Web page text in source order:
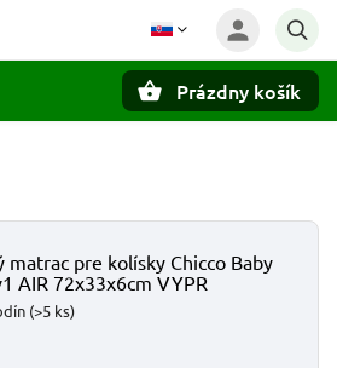
Prázdny košík
matrac pre kolísky Chicco Baby
AIR 72x33x6cm VYPR
(>5 ks)